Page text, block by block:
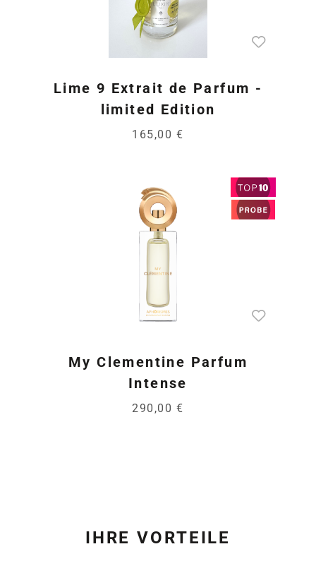
Lime 9 Extrait de Parfum -
limited Edition
165,00 €
My Clementine Parfum
Intense
290,00 €
IHRE VORTEILE